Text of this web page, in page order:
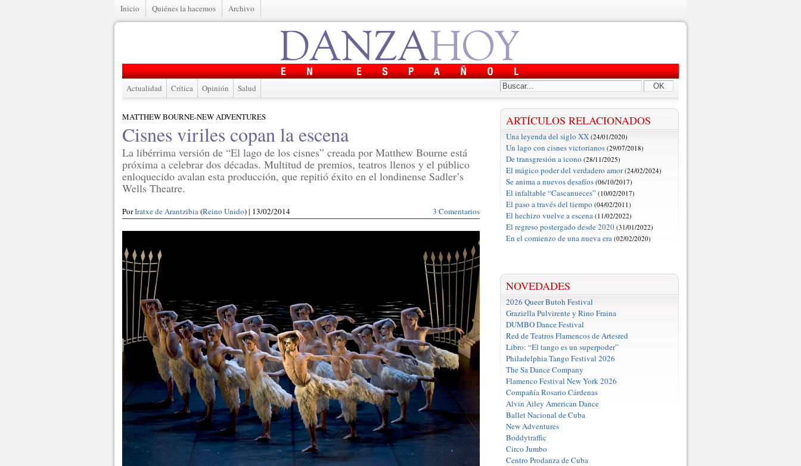
Inicio Quiénes la hacemos Archivo
OK
Actualidad Crítica Opinión Salud
MATTHEW BOURNE-NEW ADVENTURES
Cisnes viriles copan la escena
La libérrima versión de “El lago de los cisnes” creada por Matthew Bourne está
próxima a celebrar dos décadas. Multitud de premios, teatros llenos y el público
enloquecido avalan esta producción, que repitió éxito en el londinense Sadler’s
Wells Theatre.
3 Comentarios
PorIratxe de Arantzibia(Reino Unido) | 13/02/2014
ARTÍCULOS RELACIONADOS
Una leyenda del siglo XX (24/01/2020)
Un lago con cisnes victorianos (29/07/2018)
De transgresión a icono (28/11/2025)
El mágico poder del verdadero amor(24/02/2024)
Se anima a nuevos desafíos (06/10/2017)
El infaltable “Cascanueces” (10/02/2017)
El paso a través del tiempo (04/02/2011)
El hechizo vuelve a escena (11/02/2022)
El regreso postergado desde 2020 (31/01/2022)
En el comienzo de una nueva era (02/02/2020)
NOVEDADES
2026 Queer Butoh Festival
Graziella Pulvirente y Rino Fraina
DUMBO Dance Festival
Red de Teatros Flamencos de Artesred
Libro: “El tango es un superpoder”
Philadelphia Tango Festival 2026
The Sa Dance Company
Flamenco Festival New York 2026
Compañía Rosario Cárdenas
Alvin Ailey American Dance
Ballet Nacional de Cuba
New Adventures
Boddytraffic
Circo Jumbo
Centro Prodanza de Cuba